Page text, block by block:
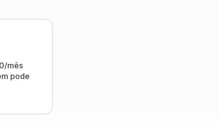
mês
pode